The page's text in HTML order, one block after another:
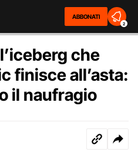
ABBONATI
2
che
finisce all’asta:
il naufragio